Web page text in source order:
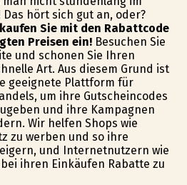
hört sich gut an, oder?
Sie mit den Rabattcode
Preisen ein!Besuchen Sie
und schonen Sie Ihren
Art. Aus diesem Grund ist
geeignete Plattform für
um ihre Gutscheincodes
und ihre Kampagnen
Wir helfen Shops wie
zu werben und so ihre
und Internetnutzern wie
ihren Einkäufen Rabatte zu